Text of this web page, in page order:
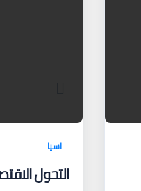
اسيا
التحول